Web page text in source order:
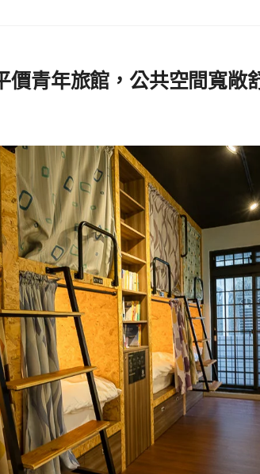
價青年旅館，公共空間寬敞